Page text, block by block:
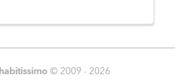
habitissimo © 2009 - 2026